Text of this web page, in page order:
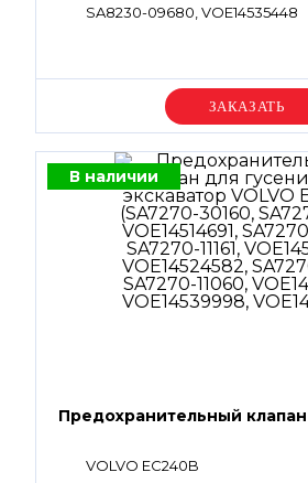
SA8230-09680, VOE14535448
Уточняйте цену
В наличии
Предохранительный клапан
VOLVO EC240B